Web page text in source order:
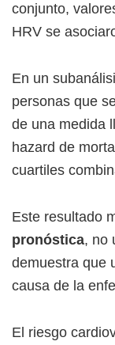
conjunto,
HRV se
En un
personas que
de una medida
hazard de
cuartiles
Este resultado
pronóstica, no
demuestra que
causa de la
El riesgo